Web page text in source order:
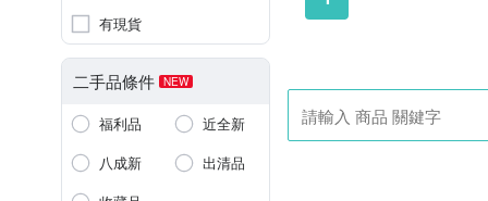
有現貨
二手品條件 NEW
福利品
近全新
八成新
出清品